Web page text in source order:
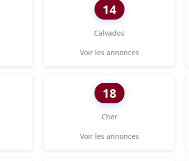
14
Calvados
Voir les annonces
18
Cher
Voir les annonces